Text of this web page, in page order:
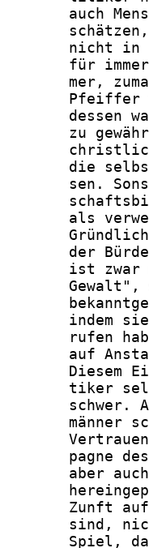
auch
nicht in
für
mer,
Pfeiffer
dessen
zu
die
sen.
als
der
ist zwar
Gewalt",
indem
rufen
auf
Diesem
tiker
schwer.
männer
pagne
aber
Zunft
sind,
Spiel,